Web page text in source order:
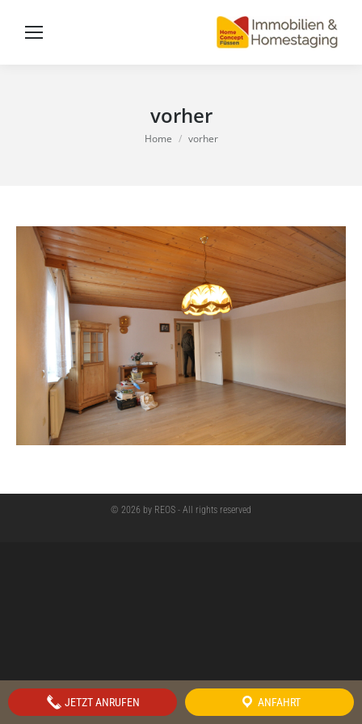
vorher
You are here:
Home vorher
© 2026 by REOS - All rights reserved
JETZT ANRUFEN ANFAHRT